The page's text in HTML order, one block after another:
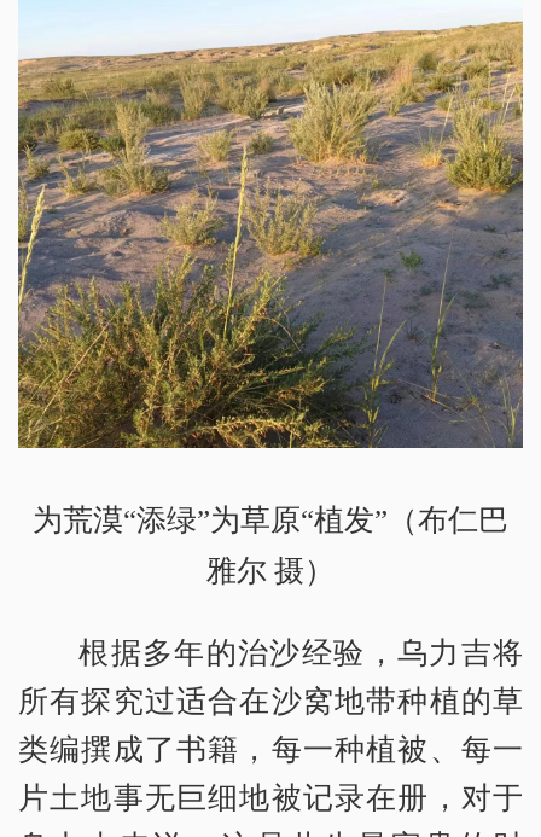
为荒漠“添绿”为草原“植发”（布仁巴
雅尔 摄）
根据多年的治沙经验，乌力吉将
所有探究过适合在沙窝地带种植的草
类编撰成了书籍，每一种植被、每一
片土地事无巨细地被记录在册，对于